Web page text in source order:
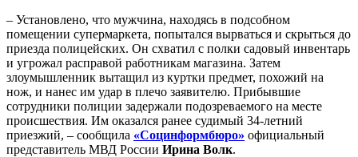
– Установлено, что мужчина, находясь в подсобном
помещении супермаркета, попытался вырваться и скрыться до
приезда полицейских. Он схватил с полки садовый инвентарь
и угрожал расправой работникам магазина. Затем
злоумышленник вытащил из куртки предмет, похожий на
нож, и нанес им удар в плечо заявителю. Прибывшие
сотрудники полиции задержали подозреваемого на месте
происшествия. Им оказался ранее судимый 34-летний
приезжий, – сообщила «Социнформбюро» официальный
представитель МВД России Ирина Волк.